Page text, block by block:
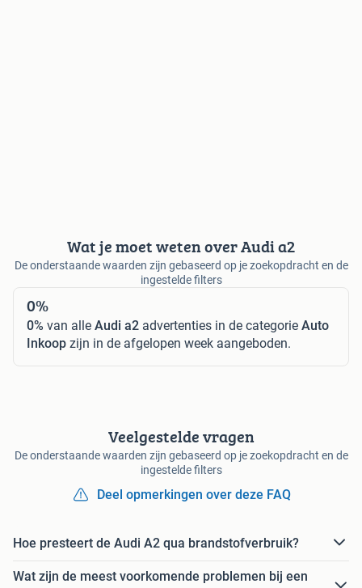
Wat je moet weten over Audi a2
De onderstaande waarden zijn gebaseerd op je zoekopdracht en de
ingestelde filters
0%
0% van alle Audi a2 advertenties in de categorie Auto
Inkoop zijn in de afgelopen week aangeboden.
Veelgestelde vragen
De onderstaande waarden zijn gebaseerd op je zoekopdracht en de
ingestelde filters
Deel opmerkingen over deze FAQ
Hoe presteert de Audi A2 qua brandstofverbruik?
Wat zijn de meest voorkomende problemen bij een